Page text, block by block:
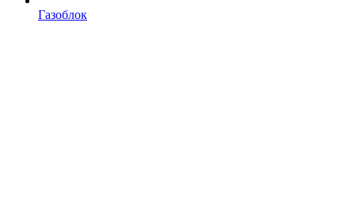
Газоблок